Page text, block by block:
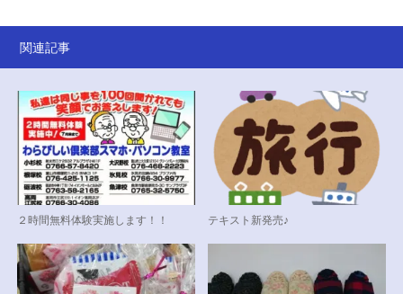
関連記事
２時間無料体験実施します！！ テキスト新発売♪